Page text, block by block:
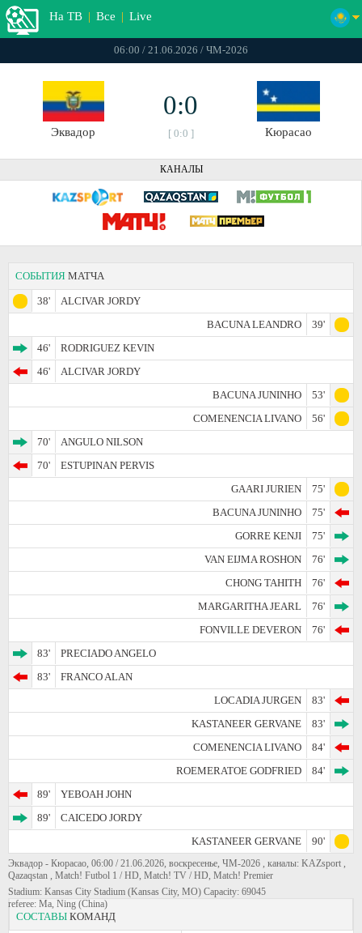
На ТВ | Все | Live
06:00 / 21.06.2026 / ЧМ-2026
Эквадор
0:0
[ 0:0 ] Кюрасао
КАНАЛЫ
СОБЫТИЯ МАТЧА
38'
ALCIVAR JORDY
BACUNA LEANDRO
39'
46'
RODRIGUEZ KEVIN
46'
ALCIVAR JORDY
BACUNA JUNINHO
53'
COMENENCIA LIVANO
56'
70'
ANGULO NILSON
70'
ESTUPINAN PERVIS
GAARI JURIEN
75'
BACUNA JUNINHO
75'
GORRE KENJI
75'
VAN EIJMA ROSHON
76'
CHONG TAHITH
76'
MARGARITHA JEARL
76'
FONVILLE DEVERON
76'
83'
PRECIADO ANGELO
83'
FRANCO ALAN
LOCADIA JURGEN
83'
KASTANEER GERVANE
83'
COMENENCIA LIVANO
84'
ROEMERATOE GODFRIED
84'
89'
YEBOAH JOHN
89'
CAICEDO JORDY
KASTANEER GERVANE
90'
Эквадор - Кюрасао, 06:00 / 21.06.2026, воскресенье, ЧМ-2026 , каналы: KAZsport ,
Qazaqstan , Match! Futbol 1 / HD, Match! TV / HD, Match! Premier
Stadium: Kansas City Stadium (Kansas City, MO) Capacity: 69045
referee: Ma, Ning (China)
СОСТАВЫ КОМАНД